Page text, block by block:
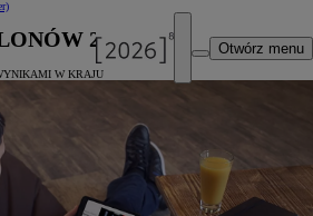
Otwórz menu
2020
W KRAJU